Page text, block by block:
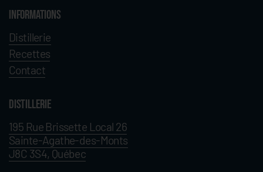
Informations
Distillerie
Recettes
Contact
Distillerie
195 Rue Brissette Local 26
Sainte-Agathe-des-Monts
J8C 3S4, Québec